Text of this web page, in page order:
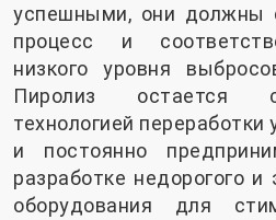
успешными, они должны
процесс и
низкого уровня
Пиролиз остается
технологией переработки
и постоянно
разработке недорогого и
оборудования для